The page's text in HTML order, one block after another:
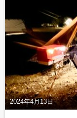
2024年4月13日